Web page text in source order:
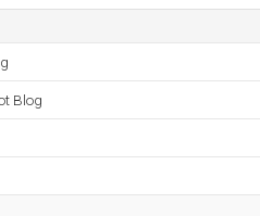
Blog